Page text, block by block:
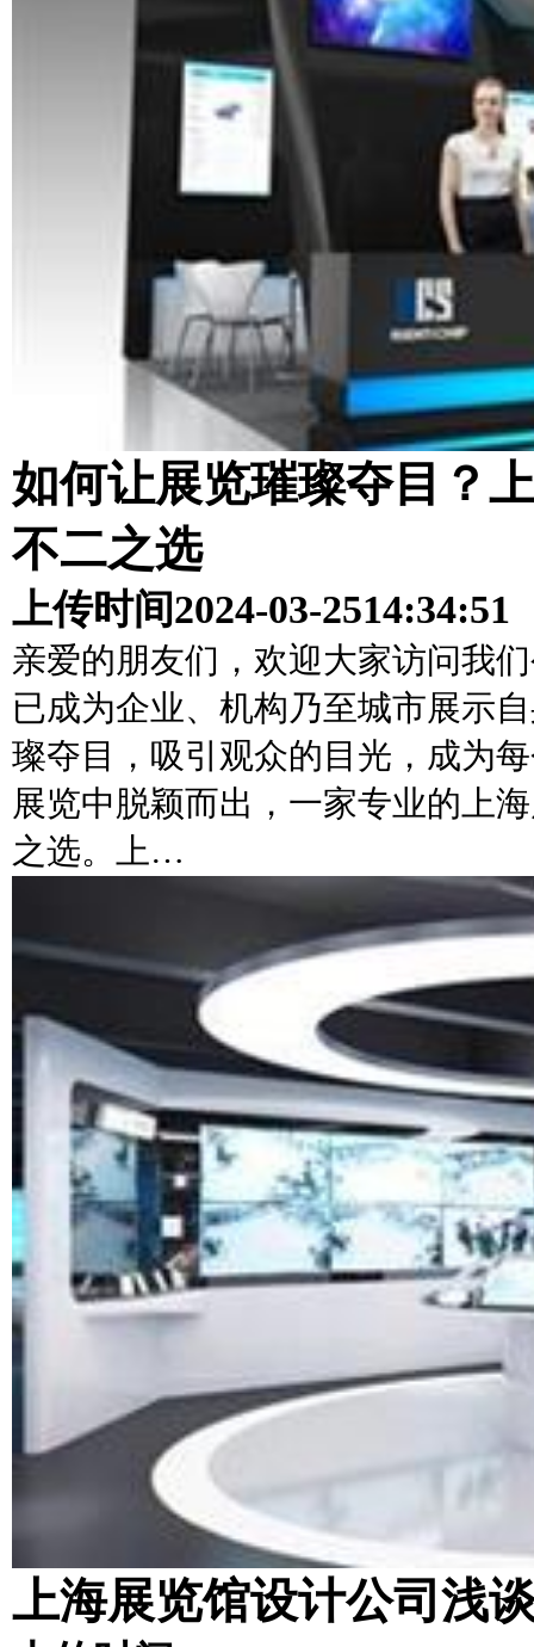
如何让展览璀璨夺目？
不二之选
上传时间2024-03-2514:34:51
亲爱的朋友们，欢迎大家访问我
已成为企业、机构乃至城市展示
璨夺目，吸引观众的目光，成为
展览中脱颖而出，一家专业的上
之选。上…
上海展览馆设计公司浅